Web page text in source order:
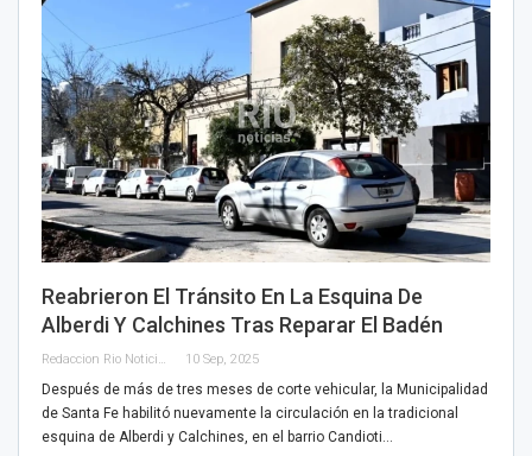
Reabrieron El Tránsito En La Esquina De
Alberdi Y Calchines Tras Reparar El Badén
Redaccion Rio Noticias 10 Sep, 2025
Después de más de tres meses de corte vehicular, la Municipalidad
de Santa Fe habilitó nuevamente la circulación en la tradicional
esquina de Alberdi y Calchines, en el barrio Candioti…